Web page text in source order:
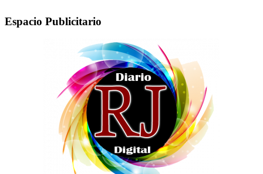
Espacio Publicitario